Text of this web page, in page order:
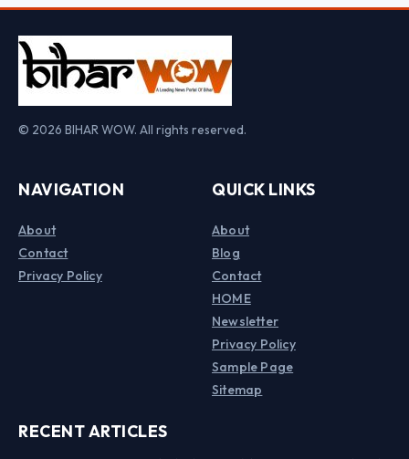
© 2026 BIHAR WOW. All rights reserved.
NAVIGATION
About
Contact
Privacy Policy
QUICK LINKS
About
Blog
Contact
HOME
Newsletter
Privacy Policy
Sample Page
Sitemap
RECENT ARTICLES